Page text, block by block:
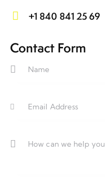
E-
m
on
+1 840 841 25 69
Contact Form